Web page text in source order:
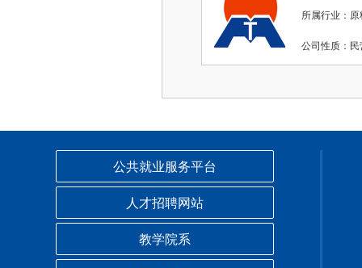
所属行业：
公司性质
公共就业服务平台
人才招聘网站
教学院系